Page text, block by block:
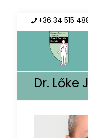
+36 34 515
Dr. Lőke